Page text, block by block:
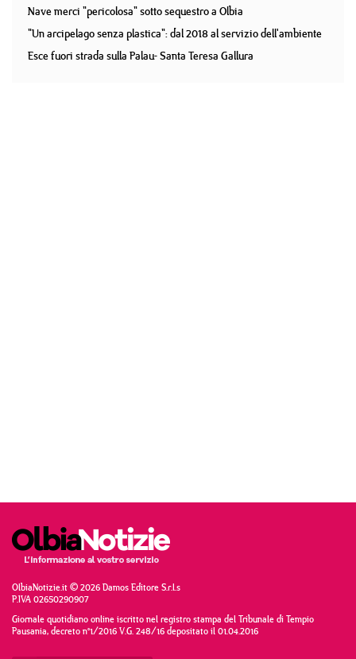
Nave merci "pericolosa" sotto sequestro a Olbia
"Un arcipelago senza plastica": dal 2018 al servizio dell'ambiente
Esce fuori strada sulla Palau- Santa Teresa Gallura
OlbiaNotizie.it © 2026 Damos Editore S.r.l.s
P.IVA 02650290907
Giornale quotidiano online iscritto nel registro stampa del Tribunale di Tempio
Pausania, decreto n°1/2016 V.G. 248/16 depositato il 01.04.2016